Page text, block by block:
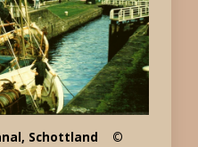
Schottland ©